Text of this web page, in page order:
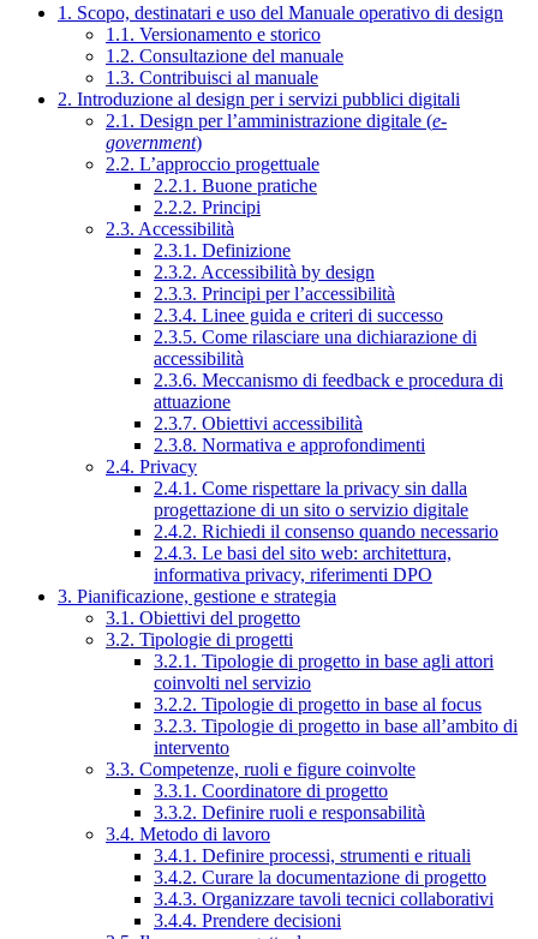
1. Scopo, destinatari e uso del Manuale operativo di design
1.1. Versionamento e storico
1.2. Consultazione del manuale
1.3. Contribuisci al manuale
2. Introduzione al design per i servizi pubblici digitali
2.1. Design per l’amministrazione digitale (e-
government)
2.2. L’approccio progettuale
2.2.1. Buone pratiche
2.2.2. Principi
2.3. Accessibilità
2.3.1. Definizione
2.3.2. Accessibilità by design
2.3.3. Principi per l’accessibilità
2.3.4. Linee guida e criteri di successo
2.3.5. Come rilasciare una dichiarazione di
accessibilità
2.3.6. Meccanismo di feedback e procedura di
attuazione
2.3.7. Obiettivi accessibilità
2.3.8. Normativa e approfondimenti
2.4. Privacy
2.4.1. Come rispettare la privacy sin dalla
progettazione di un sito o servizio digitale
2.4.2. Richiedi il consenso quando necessario
2.4.3. Le basi del sito web: architettura,
informativa privacy, riferimenti DPO
3. Pianificazione, gestione e strategia
3.1. Obiettivi del progetto
3.2. Tipologie di progetti
3.2.1. Tipologie di progetto in base agli attori
coinvolti nel servizio
3.2.2. Tipologie di progetto in base al focus
3.2.3. Tipologie di progetto in base all’ambito di
intervento
3.3. Competenze, ruoli e figure coinvolte
3.3.1. Coordinatore di progetto
3.3.2. Definire ruoli e responsabilità
3.4. Metodo di lavoro
3.4.1. Definire processi, strumenti e rituali
3.4.2. Curare la documentazione di progetto
3.4.3. Organizzare tavoli tecnici collaborativi
3.4.4. Prendere decisioni